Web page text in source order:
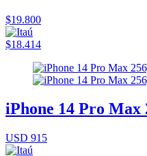
$19.800
$18.414
iPhone 14 Pro Max
USD 915